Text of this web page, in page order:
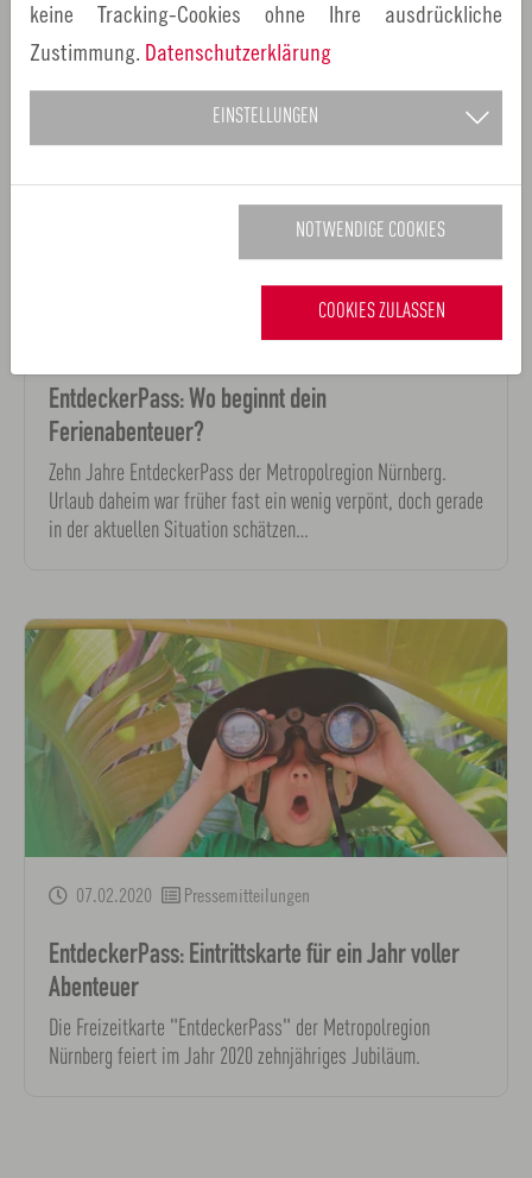
Pressemitteilungen
EntdeckerPass: Wo beginnt dein
Ferienabenteuer?
Zehn Jahre EntdeckerPass der Metropolregion Nürnberg.
Urlaub daheim war früher fast ein wenig verpönt, doch gerade
in der aktuellen Situation schätzen…
07.02.2020 Pressemitteilungen
EntdeckerPass: Eintrittskarte für ein Jahr voller
Abenteuer
Die Freizeitkarte "EntdeckerPass" der Metropolregion
Nürnberg feiert im Jahr 2020 zehnjähriges Jubiläum.
keine Tracking-Cookies ohne Ihre ausdrückliche
Zustimmung. Datenschutzerklärung
EINSTELLUNGEN
NOTWENDIGE COOKIES
COOKIES ZULASSEN